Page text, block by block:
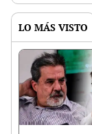
LO MÁS VISTO